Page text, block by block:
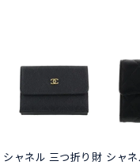
シャネル 三つ折り財 シャ